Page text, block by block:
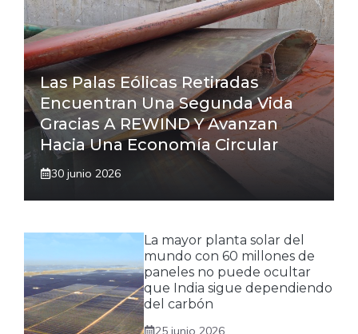
Las Palas Eólicas Retiradas
Encuentran Una Segunda Vida
Gracias A REWIND Y Avanzan
Hacia Una Economía Circular
30 junio 2026
La mayor planta solar del
mundo con 60 millones de
paneles no puede ocultar
que India sigue dependiendo
del carbón
25 junio 2026